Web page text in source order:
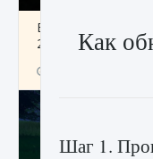
Все новые
25
Как
Шаг 1.